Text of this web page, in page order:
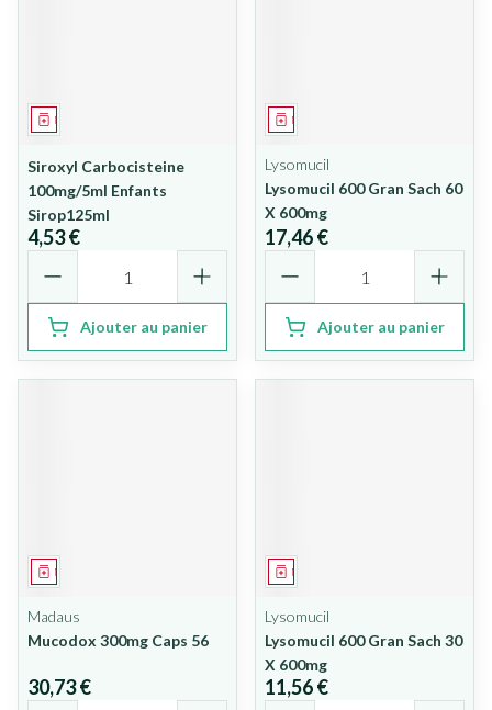
Médicament
Siroxyl Carbocisteine
100mg/5ml Enfants
Sirop125ml
4,53 €
Ajouter au panier
Médicament
Lysomucil
Lysomucil 600 Gran Sach 60
X 600mg
17,46 €
Ajouter au panier
Médicament
Madaus
Mucodox 300mg Caps 56
30,73 €
Médicament
Lysomucil
Lysomucil 600 Gran Sach 30
X 600mg
11,56 €